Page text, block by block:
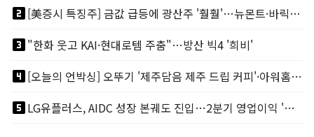
looks_two
[美증시 특징주] 금값 급등에 광산주 '훨훨'…뉴몬트·바릭마이닝 주도
looks_3"한화 웃고 KAI·현대로템 주춤"…방산 빅4 '희비'
looks_4
[오늘의 언박싱] 오뚜기 '제주담음 제주 드립 커피'·아워홈 ‘갓석박지’ 外
looks_5
LG유플러스, AIDC 성장 본궤도 진입…2분기 영업이익 '역대 최대'